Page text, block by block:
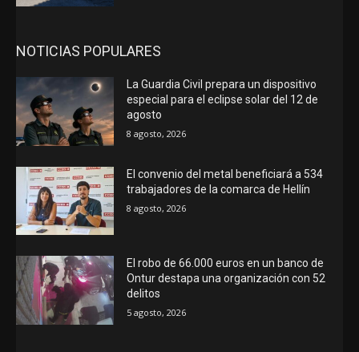
NOTICIAS POPULARES
La Guardia Civil prepara un dispositivo
especial para el eclipse solar del 12 de
agosto
8 agosto, 2026
El convenio del metal beneficiará a 534
trabajadores de la comarca de Hellín
8 agosto, 2026
El robo de 66.000 euros en un banco de
Ontur destapa una organización con 52
delitos
5 agosto, 2026